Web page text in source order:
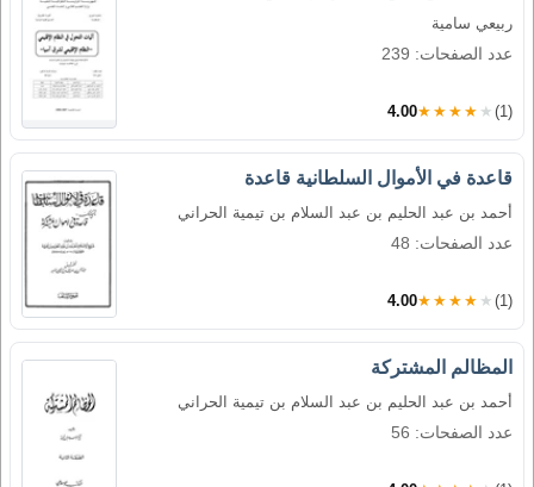
ربيعي سامية
عدد الصفحات: 239
4.00★★★★★ (1)
قاعدة في الأموال السلطانية قاعدة
أحمد بن عبد الحليم بن عبد السلام بن تيمية الحراني
عدد الصفحات: 48
4.00★★★★★ (1)
المظالم المشتركة
أحمد بن عبد الحليم بن عبد السلام بن تيمية الحراني
عدد الصفحات: 56